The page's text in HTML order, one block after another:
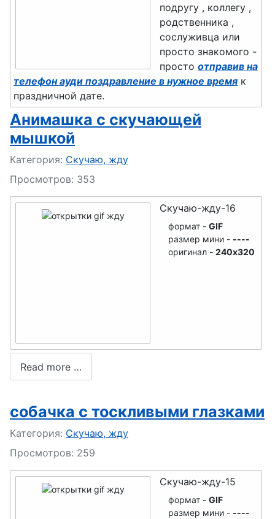
подругу , коллегу ,
родственника ,
сослуживца или
просто знакомого -
просто отправив на
телефон ауди поздравление в нужное время к
праздничной дате.
Анимашка с скучающей
мышкой
Подробности
Категория: Скучаю, жду
Просмотров: 353
Скучаю-жду-16
формат - GIF
размер мини - ----
оригинал - 240x320
Read more …
собачка с тоскливыми глазками
Подробности
Категория: Скучаю, жду
Просмотров: 259
Скучаю-жду-15
формат - GIF
размер мини - ----